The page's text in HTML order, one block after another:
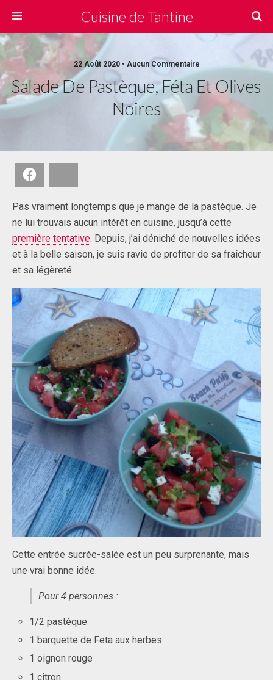
Cuisine de Tantine
22 Août 2020 • Aucun Commentaire
Salade De Pastèque, Féta Et Olives
Noires
Pas vraiment longtemps que je mange de la pastèque. Je
ne lui trouvais aucun intérêt en cuisine, jusqu’à cette
première tentative. Depuis, j’ai déniché de nouvelles idées
et à la belle saison, je suis ravie de profiter de sa fraîcheur
et sa légèreté.
Cette entrée sucrée-salée est un peu surprenante, mais
une vrai bonne idée.
Pour 4 personnes :
1/2 pastèque
1 barquette de Feta aux herbes
1 oignon rouge
1 citron